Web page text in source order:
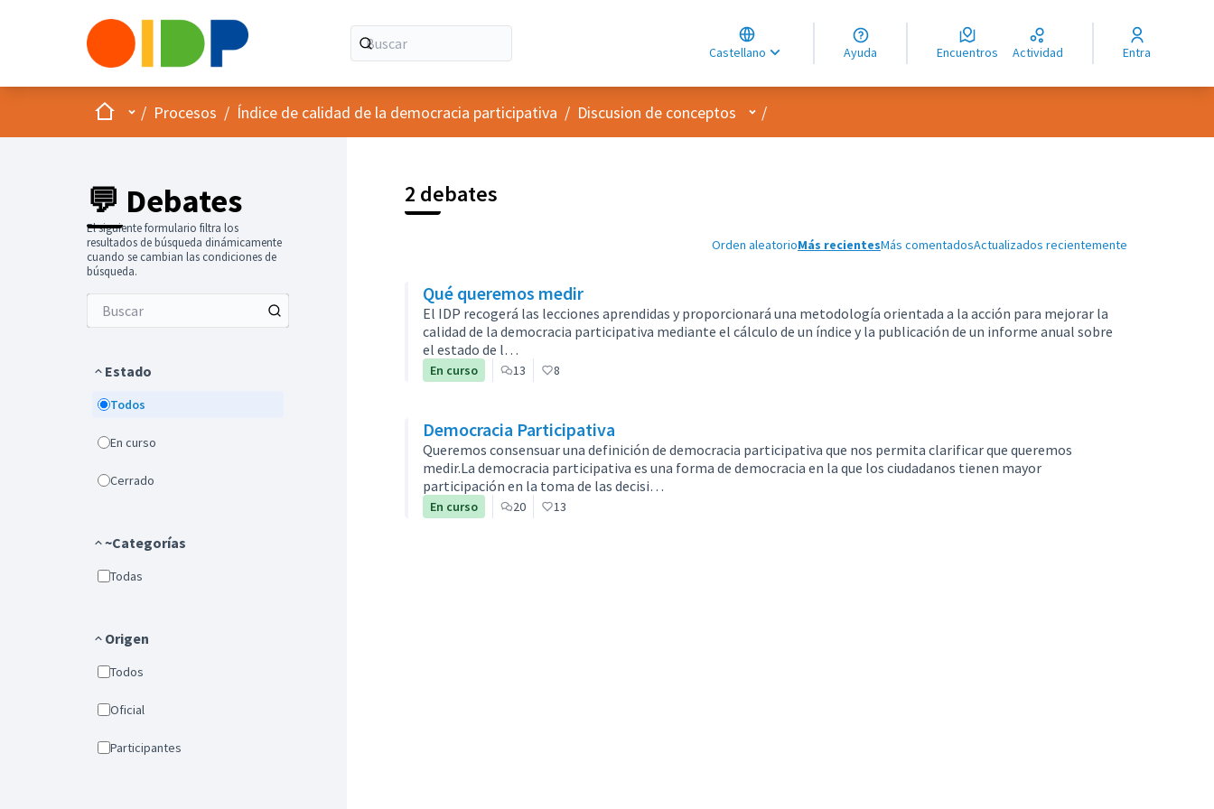
Castellano
Choose language
Choisir la langue
Elegir el idioma
Ayuda Encuentros Actividad Entra
InicioMenú principal
/ Procesos / Índice de calidad de la democracia participativa / Discusion de conceptos Menú de usuario
/
💬 Debates
El siguiente formulario filtra los
resultados de búsqueda dinámicamente
cuando se cambian las condiciones de
búsqueda.
Estado
Todos
En curso
Cerrado
~Categorías
Todas
Origen
Todos
Oficial
Participantes
2 debates
Orden aleatorioMás recientesMás comentadosActualizados recientemente
Qué queremos medir
El IDP recogerá las lecciones aprendidas y proporcionará una metodología orientada a la acción para mejorar la
calidad de la democracia participativa mediante el cálculo de un índice y la publicación de un informe anual sobre
el estado de l…
En curso 13 8
Democracia Participativa
Queremos consensuar una definición de democracia participativa que nos permita clarificar que queremos
medir.La democracia participativa es una forma de democracia en la que los ciudadanos tienen mayor
participación en la toma de las decisi…
En curso 20 13